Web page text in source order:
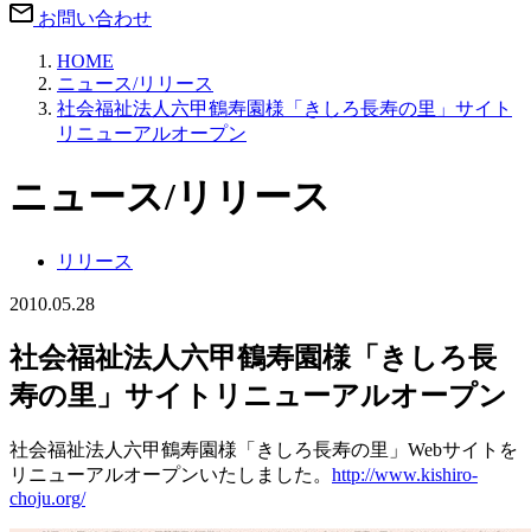
お問い合わせ
HOME
ニュース/リリース
社会福祉法人六甲鶴寿園様「きしろ長寿の里」サイト
リニューアルオープン
ニュース/リリース
リリース
2010.05.28
社会福祉法人六甲鶴寿園様「きしろ長
寿の里」サイトリニューアルオープン
社会福祉法人六甲鶴寿園様「きしろ長寿の里」Webサイトを
リニューアルオープンいたしました。 http://www.kishiro-
choju.org/